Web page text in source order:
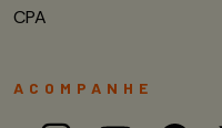
CPA
ACOMPANHE